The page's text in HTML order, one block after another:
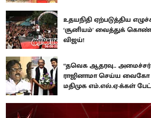
உதயநிதி ஏற்படுத்திய
‘சூனியம்' வைத்துக்
விஜய்!
“தவெக ஆதரவு..
ராஜினாமா செய்ய வைகோ
மதிமுக எம்.எல்.ஏ-க்கள்